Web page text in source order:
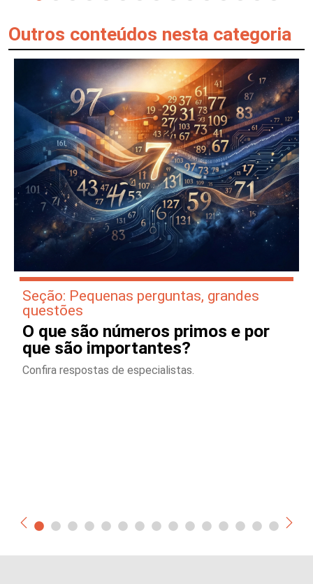
Outros conteúdos nesta categoria
Seção: Pequenas perguntas, grandes
questões
O que são números primos e por
que são importantes?
Confira respostas de especialistas.